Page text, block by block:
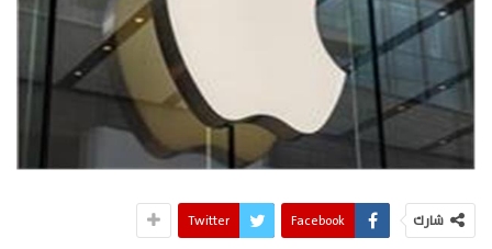
شارك Facebook
Twitter